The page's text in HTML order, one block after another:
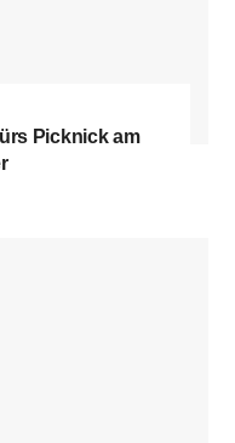
Picknick am